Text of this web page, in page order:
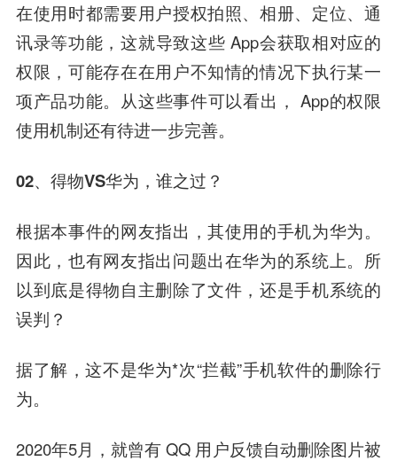
在使用时都需要用户授权拍照、相册、定位、通
讯录等功能，这就导致这些 App会获取相对应的
权限，可能存在在用户不知情的情况下执行某一
项产品功能。从这些事件可以看出， App的权限
使用机制还有待进一步完善。
02、得物VS华为，谁之过？
根据本事件的网友指出，其使用的手机为华为。
因此，也有网友指出问题出在华为的系统上。所
以到底是得物自主删除了文件，还是手机系统的
误判？
据了解，这不是华为*次“拦截”手机软件的删除行
为。
2020年5月，就曾有 QQ 用户反馈自动删除图片被